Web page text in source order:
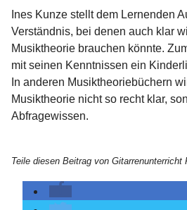
Ines Kunze stellt dem Lernenden
Verständnis, bei denen auch klar
Musiktheorie brauchen könnte.
mit seinen Kenntnissen ein
In anderen Musiktheoriebüchern
Musiktheorie nicht so recht klar,
Abfragewissen.
Teile diesen Beitrag von Gitarrenunterricht